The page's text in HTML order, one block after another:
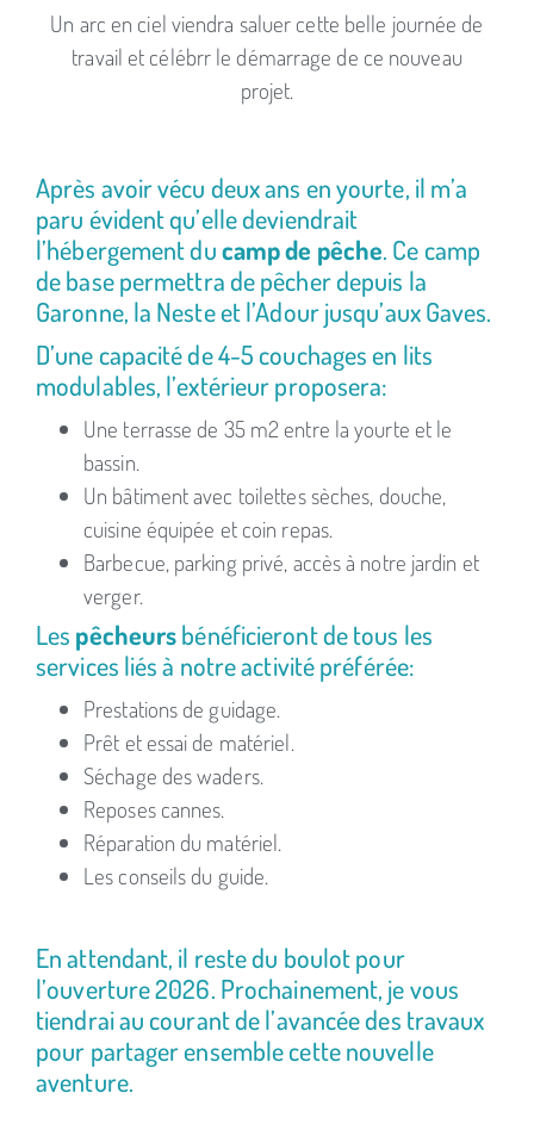
Un arc en ciel viendra saluer cette belle journée de
travail et célébrr le démarrage de ce nouveau
projet.
Après avoir vécu deux ans en yourte, il m’a
paru évident qu’elle deviendrait
l’hébergement ducamp de pêche. Ce camp
de base permettra de pêcher depuis la
Garonne, la Neste et l’Adour jusqu’aux Gaves.
D’une capacité de 4-5 couchages en lits
modulables, l’extérieur proposera:
Une terrasse de 35 m2 entre la yourte et le
bassin.
Un bâtiment avec toilettes sèches, douche,
cuisine équipée et coin repas.
Barbecue, parking privé, accès à notre jardin et
verger.
Les pêcheursbénéficieront de tous les
services liés à notre activité préférée:
Prestations de guidage.
Prêt et essai de matériel.
Séchage des waders.
Reposes cannes.
Réparation du matériel.
Les conseils du guide.
En attendant, il reste du boulot pour
l’ouverture 2026. Prochainement, je vous
tiendrai au courant de l’avancée des travaux
pour partager ensemble cette nouvelle
aventure.